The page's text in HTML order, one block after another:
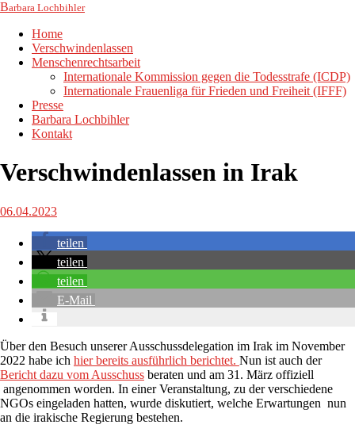
Barbara Lochbihler
Home
Verschwindenlassen
Menschenrechtsarbeit
Internationale Kommission gegen die Todesstrafe (ICDP)
Internationale Frauenliga für Frieden und Freiheit (IFFF)
Presse
Barbara Lochbihler
Kontakt
Verschwindenlassen in Irak
06.04.2023
teilen
teilen
teilen
E-Mail
Über den Besuch unserer Ausschussdelegation im Irak im November
2022 habe ich hier bereits ausführlich berichtet. Nun ist auch der
Bericht dazu vom Ausschuss beraten und am 31. März offiziell
angenommen worden. In einer Veranstaltung, zu der verschiedene
NGOs eingeladen hatten, wurde diskutiert, welche Erwartungen nun
an die irakische Regierung bestehen.